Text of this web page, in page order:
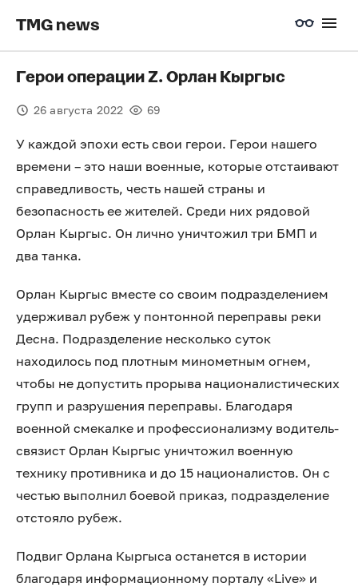
TMG news
Герои операции Z. Орлан Кыргыс
26 августа 2022 69
У каждой эпохи есть свои герои. Герои нашего
времени – это наши военные, которые отстаивают
справедливость, честь нашей страны и
безопасность ее жителей. Среди них рядовой
Орлан Кыргыс. Он лично уничтожил три БМП и
два танка.
Орлан Кыргыс вместе со своим подразделением
удерживал рубеж у понтонной переправы реки
Десна. Подразделение несколько суток
находилось под плотным минометным огнем,
чтобы не допустить прорыва националистических
групп и разрушения переправы. Благодаря
военной смекалке и профессионализму водитель-
связист Орлан Кыргыс уничтожил военную
технику противника и до 15 националистов. Он с
честью выполнил боевой приказ, подразделение
отстояло рубеж.
Подвиг Орлана Кыргыса останется в истории
благодаря информационному порталу «Live» и